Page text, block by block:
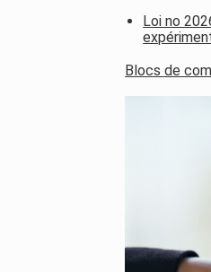
Loi no
Blocs de